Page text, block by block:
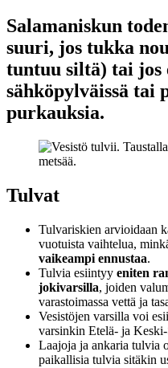
Salamaniskun
suuri, jos tukka
tuntuu siltä) tai jos
sähköpylväissä tai
purkauksia.
Tulvat
Tulvariskien arvioidaan
vuotuista vaihtelua,
vaikeampi ennustaa.
Tulvia esiintyy eniten
jokivarsilla, joiden
varastoimassa vettä ja
Vesistöjen varsilla voi
varsinkin Etelä- ja Keski-
Laajoja ja ankaria tulvia
paikallisia tulvia sitäkin